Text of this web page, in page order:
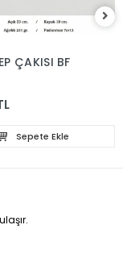
ÇAKISI BF
Sepete Ekle